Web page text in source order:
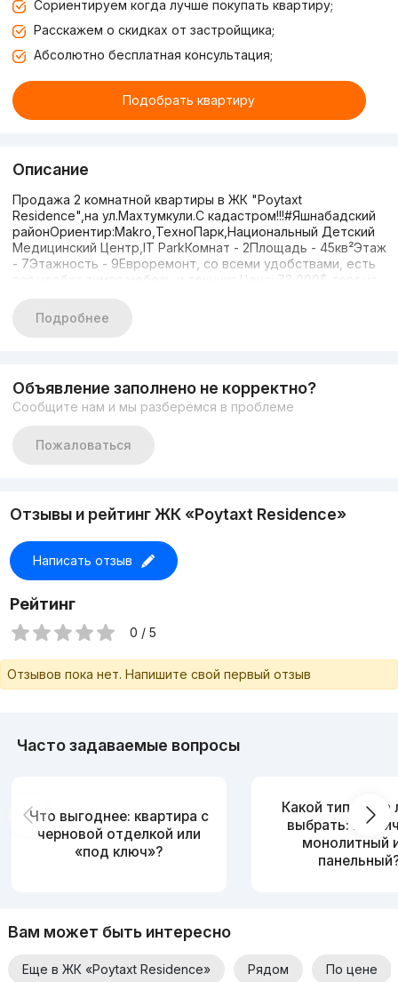
Сориентируем когда лучше покупать квартиру;
Расскажем о скидках от застройщика;
Абсолютно бесплатная консультация;
Подобрать квартиру
Описание
Продажа 2 комнатной квартиры в ЖК "Poytaxt
Residence",на ул.Махтумкули.С кадастром!!!#Яшнабадский
районОриентир:Makro,ТехноПарк,Национальный Детский
Медицинский Центр,IT ParkКомнат - 2Площадь - 45кв²Этаж
- 7Этажность - 9Евроремонт, со всеми удобствами, есть
вся необходимая мебель и техника.Цена: 78.000$ торг на
004-39-49
Подробнее
Объявление заполнено не корректно?
Сообщите нам и мы разберёмся в проблеме
Пожаловаться
Отзывы и рейтинг ЖК «Poytaxt Residence»
Написать отзыв
Рейтинг
0 / 5
Отзывов пока нет. Напишите свой первый отзыв
Часто задаваемые вопросы
Что выгоднее: квартира с
черновой отделкой или
«под ключ»?
Какой тип дома
выбрать:
монолитный
Вам может быть интересно
Еще в ЖК «Poytaxt Residence» Рядом По цене